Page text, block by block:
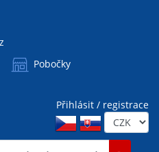
Pobočky
Přihlásit / registrace